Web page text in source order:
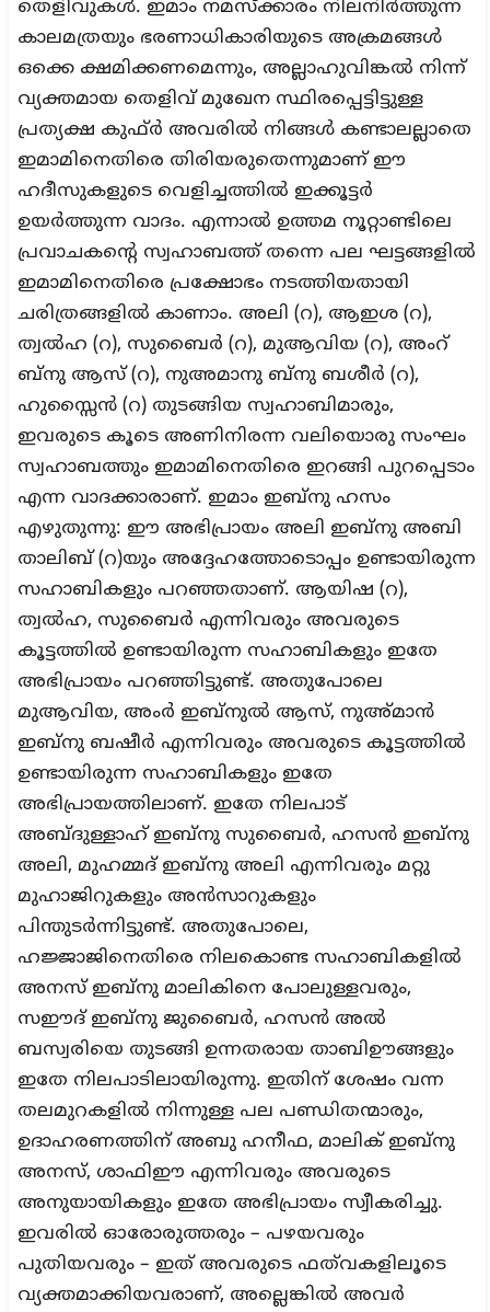
തെളിവുകൾ. ഇമാം നമസ്ക്കാരം നിലനിർത്തുന്ന
കാലമത്രയും ഭരണാധികാരിയുടെ അക്രമങ്ങൾ
ഒക്കെ ക്ഷമിക്കണമെന്നും, അല്ലാഹുവിങ്കൽ നിന്ന്
വ്യക്തമായ തെളിവ് മുഖേന സ്ഥിരപ്പെട്ടിട്ടുള്ള
പ്രത്യക്ഷ കുഫ്ർ അവരിൽ നിങ്ങൾ കണ്ടാലല്ലാതെ
ഇമാമിനെതിരെ തിരിയരുതെന്നുമാണ് ഈ
ഹദീസുകളുടെ വെളിച്ചത്തിൽ ഇക്കൂട്ടർ
ഉയർത്തുന്ന വാദം. എന്നാൽ ഉത്തമ നൂറ്റാണ്ടിലെ
പ്രവാചകന്റെ സ്വഹാബത്ത് തന്നെ പല ഘട്ടങ്ങളിൽ
ഇമാമിനെതിരെ പ്രക്ഷോഭം നടത്തിയതായി
ചരിത്രങ്ങളിൽ കാണാം. അലി (റ), ആഇശ (റ),
ത്വൽഹ (റ), സുബൈർ (റ), മുആവിയ (റ), അംറ്
ബ്നു ആസ് (റ), നുഅമാനു ബ്നു ബശീർ (റ),
ഹുസ്സൈൻ (റ) തുടങ്ങിയ സ്വഹാബിമാരും,
ഇവരുടെ കൂടെ അണിനിരന്ന വലിയൊരു സംഘം
സ്വഹാബത്തും ഇമാമിനെതിരെ ഇറങ്ങി പുറപ്പെടാം
എന്ന വാദക്കാരാണ്. ഇമാം ഇബ്‌നു ഹസം
എഴുതുന്നു: ഈ അഭിപ്രായം അലി ഇബ്‌നു അബി
താലിബ് (റ)യും അദ്ദേഹത്തോടൊപ്പം ഉണ്ടായിരുന്ന
സഹാബികളും പറഞ്ഞതാണ്. ആയിഷ (റ),
ത്വൽഹ, സുബൈർ എന്നിവരും അവരുടെ
കൂട്ടത്തിൽ ഉണ്ടായിരുന്ന സഹാബികളും ഇതേ
അഭിപ്രായം പറഞ്ഞിട്ടുണ്ട്. അതുപോലെ
മുആവിയ, അംർ ഇബ്‌നുൽ ആസ്, നുഅ്മാൻ
ഇബ്‌നു ബഷീർ എന്നിവരും അവരുടെ കൂട്ടത്തിൽ
ഉണ്ടായിരുന്ന സഹാബികളും ഇതേ
അഭിപ്രായത്തിലാണ്. ഇതേ നിലപാട്
അബ്ദുള്ളാഹ് ഇബ്‌നു സുബൈർ, ഹസൻ ഇബ്‌നു
അലി, മുഹമ്മദ് ഇബ്‌നു അലി എന്നിവരും മറ്റു
മുഹാജിറുകളും അൻസാറുകളും
പിന്തുടർന്നിട്ടുണ്ട്. അതുപോലെ,
ഹജ്ജാജിനെതിരെ നിലകൊണ്ട സഹാബികളിൽ
അനസ് ഇബ്‌നു മാലികിനെ പോലുള്ളവരും,
സഈദ് ഇബ്‌നു ജുബൈർ, ഹസൻ അൽ
ബസ്വരിയെ തുടങ്ങി ഉന്നതരായ താബിഊങ്ങളും
ഇതേ നിലപാടിലായിരുന്നു. ഇതിന് ശേഷം വന്ന
തലമുറകളിൽ നിന്നുള്ള പല പണ്ഡിതന്മാരും,
ഉദാഹരണത്തിന് അബു ഹനീഫ, മാലിക് ഇബ്‌നു
അനസ്, ശാഫിഈ എന്നിവരും അവരുടെ
അനുയായികളും ഇതേ അഭിപ്രായം സ്വീകരിച്ചു.
ഇവരിൽ ഓരോരുത്തരും – പഴയവരും
പുതിയവരും – ഇത് അവരുടെ ഫത്‌വകളിലൂടെ
വ്യക്തമാക്കിയവരാണ്, അല്ലെങ്കിൽ അവർ